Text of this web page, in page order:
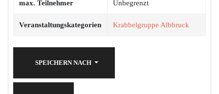
max. Teilnehmer Unbegrenzt
Veranstaltungskategorien Krabbelgruppe Albbruck
SPEICHERN NACH